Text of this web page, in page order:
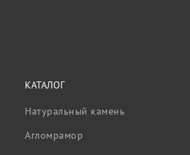
КАТАЛОГ
Натуральный камень
Агломрамор